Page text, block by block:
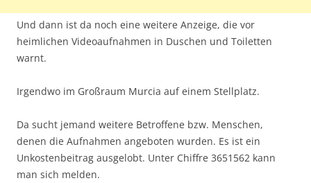
Und dann ist da noch eine weitere Anzeige, die vor
heimlichen Videoaufnahmen in Duschen und Toiletten
warnt.
Irgendwo im Großraum Murcia auf einem Stellplatz.
Da sucht jemand weitere Betroffene bzw. Menschen,
denen die Aufnahmen angeboten wurden. Es ist ein
Unkostenbeitrag ausgelobt. Unter Chiffre 3651562 kann
man sich melden.